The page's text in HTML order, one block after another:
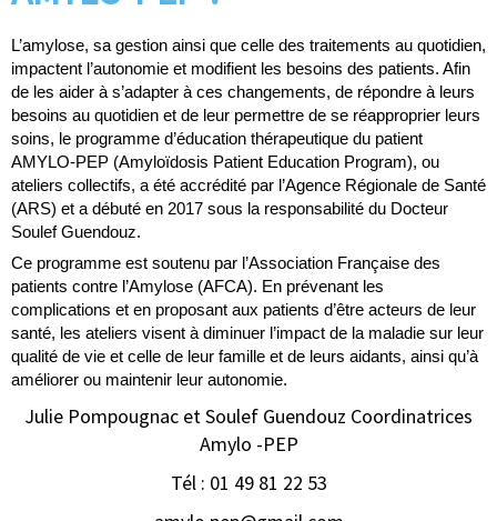
L’amylose, sa gestion ainsi que celle des traitements au quotidien,
impactent l’autonomie et modifient les besoins des patients. Afin
de les aider à s’adapter à ces changements, de répondre à leurs
besoins au quotidien et de leur permettre de se réapproprier leurs
soins, le programme d’éducation thérapeutique du patient
AMYLO-PEP (Amyloïdosis Patient Education Program), ou
ateliers collectifs, a été accrédité par l’Agence Régionale de Santé
(ARS) et a débuté en 2017 sous la responsabilité du Docteur
Soulef Guendouz.
Ce programme est soutenu par l’Association Française des
patients contre l’Amylose (AFCA). En prévenant les
complications et en proposant aux patients d’être acteurs de leur
santé, les ateliers visent à diminuer l’impact de la maladie sur leur
qualité de vie et celle de leur famille et de leurs aidants, ainsi qu’à
améliorer ou maintenir leur autonomie.
Julie Pompougnac et Soulef Guendouz Coordinatrices
Amylo -PEP
Tél : 01 49 81 22 53